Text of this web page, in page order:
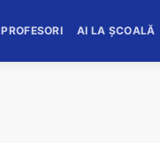
PROFESORI AI LA ȘCOALĂ